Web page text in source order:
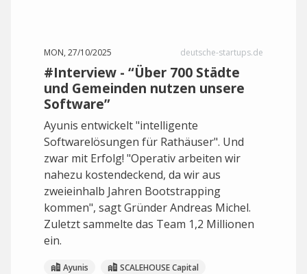
MON, 27/10/2025 deutsche-startups.de
#Interview - “Über 700 Städte
und Gemeinden nutzen unsere
Software”
Ayunis entwickelt "intelligente
Softwarelösungen für Rathäuser". Und
zwar mit Erfolg! "Operativ arbeiten wir
nahezu kostendeckend, da wir aus
zweieinhalb Jahren Bootstrapping
kommen", sagt Gründer Andreas Michel.
Zuletzt sammelte das Team 1,2 Millionen
ein.
Ayunis SCALEHOUSE Capital